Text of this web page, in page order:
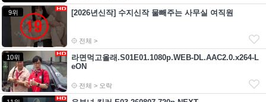
9위 [2026년신작] 수지신작 물빼주는 사무실 여직원
전체 >
10위
라면먹고올래.S01E01.1080p.WEB-DL.AAC2.0.x264-L
eON
전체 > 오락